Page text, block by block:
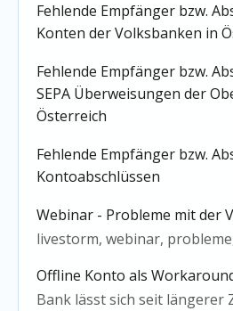
Fehlende Empfänger bzw.
Konten der Volksbanken in
Fehlende Empfänger bzw.
SEPA Überweisungen der
Österreich
Fehlende Empfänger bzw.
Kontoabschlüssen
Webinar - Probleme mit der
livestorm, webinar,
Offline Konto als
Bank lässt sich seit längerer